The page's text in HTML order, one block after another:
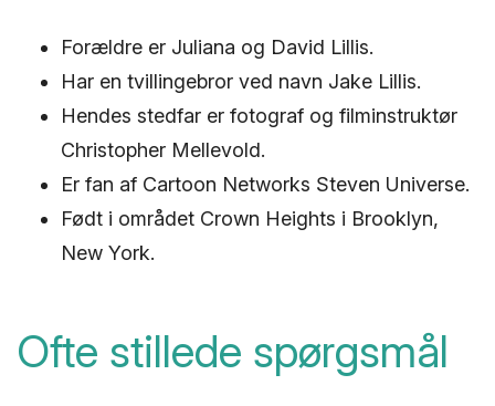
Forældre er Juliana og David Lillis.
Har en tvillingebror ved navn Jake Lillis.
Hendes stedfar er fotograf og filminstruktør
Christopher Mellevold.
Er fan af Cartoon Networks Steven Universe.
Født i området Crown Heights i Brooklyn,
New York.
Ofte stillede spørgsmål